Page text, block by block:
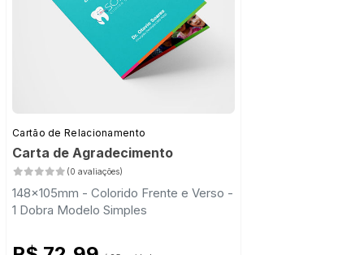
Cartão de Relacionamento
Carta de Agradecimento
(0 avaliações)
148x105mm - Colorido Frente e Verso -
1 Dobra Modelo Simples